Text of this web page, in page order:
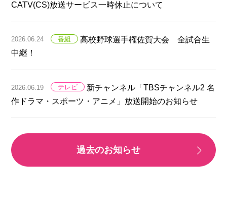
CATV(CS)放送サービス一時休止について
2026.06.24 番組
高校野球選手権佐賀大会 全試合生
中継！
2026.06.19 テレビ
新チャンネル「TBSチャンネル2 名
作ドラマ・スポーツ・アニメ」放送開始のお知らせ
過去のお知らせ